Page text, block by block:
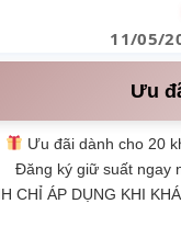
11/05/
Ưu
Ưu đãi dành cho 20
Đăng ký giữ suất ngay
CHỈ ÁP DỤNG KHI